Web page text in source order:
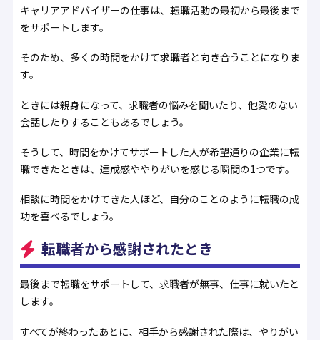
キャリアアドバイザーの仕事は、転職活動の最初から最後まで
をサポートします。
そのため、多くの時間をかけて求職者と向き合うことになりま
す。
ときには親身になって、求職者の悩みを聞いたり、他愛のない
会話したりすることもあるでしょう。
そうして、時間をかけてサポートした人が希望通りの企業に転
職できたときは、達成感ややりがいを感じる瞬間の1つです。
相談に時間をかけてきた人ほど、自分のことのように転職の成
功を喜べるでしょう。
転職者から感謝されたとき
最後まで転職をサポートして、求職者が無事、仕事に就いたと
します。
すべてが終わったあとに、相手から感謝された際は、やりがい